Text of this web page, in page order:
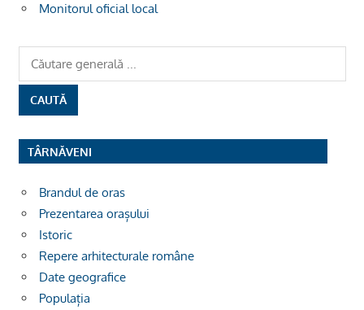
Monitorul oficial local
TÂRNĂVENI
Brandul de oras
Prezentarea orașului
Istoric
Repere arhitecturale române
Date geografice
Populația